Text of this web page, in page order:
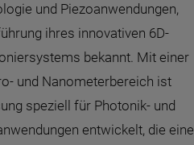
und Piezoanwendungen,
ihres innovativen 6D-
bekannt. Mit einer
und Nanometerbereich ist
speziell für Photonik- und
entwickelt, die eine